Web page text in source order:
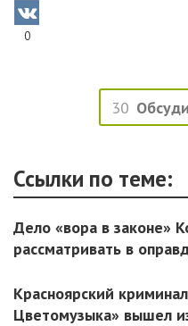
0
30
Ссылки по теме:
Дело «вора в законе»
рассматривать в
Красноярский
Цветомузыка» вышел